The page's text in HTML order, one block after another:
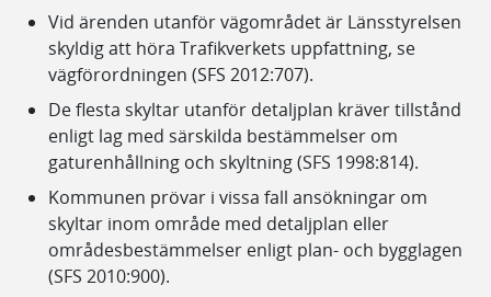
Vid ärenden utanför vägområdet är Länsstyrelsen
skyldig att höra Trafikverkets uppfattning, se
vägförordningen (SFS 2012:707).
De flesta skyltar utanför detaljplan kräver tillstånd
enligt lag med särskilda bestämmelser om
gaturenhållning och skyltning (SFS 1998:814).
Kommunen prövar i vissa fall ansökningar om
skyltar inom område med detaljplan eller
områdesbestämmelser enligt plan- och bygglagen
(SFS 2010:900).